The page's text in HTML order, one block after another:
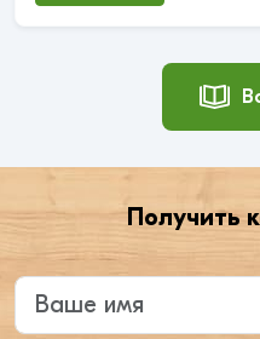
Получить
Введите ваше имя